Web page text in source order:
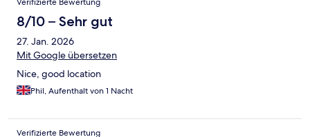
Verifizierte Bewertung
8/10 – Sehr gut
27. Jan. 2026
Mit Google übersetzen
Nice, good location
Phil, Aufenthalt von 1 Nacht
Verifizierte Bewertung